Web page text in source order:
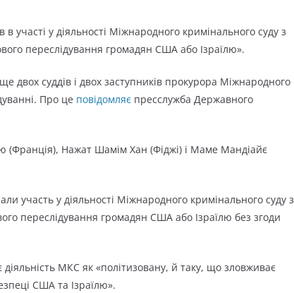
участі у діяльності Міжнародного кримінального суду з
переслідування громадян США або Ізраїлю».
двох суддів і двох заступників прокурора Міжнародного
Про це повідомляє пресслужба Державного
(Франція), Нажат Шамім Хан (Фіджі) і Маме Мандіайє
участь у діяльності Міжнародного кримінального суду з
переслідування громадян США або Ізраїлю без згоди
МКС як «політизовану, й таку, що зловживає
США та Ізраїлю».